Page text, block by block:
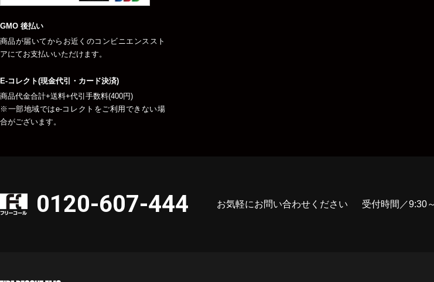
GMO 後払い
商品が届いてからお近くのコンビニエンススト
アにてお支払いいただけます。
E-コレクト(現金代引・カード決済)
商品代金合計+送料+代引手数料(400円)
※一部地域ではe-コレクトをご利用できない場
合がございます。
0120-607-444 お気軽にお問い合わせください 受付時間／9:30